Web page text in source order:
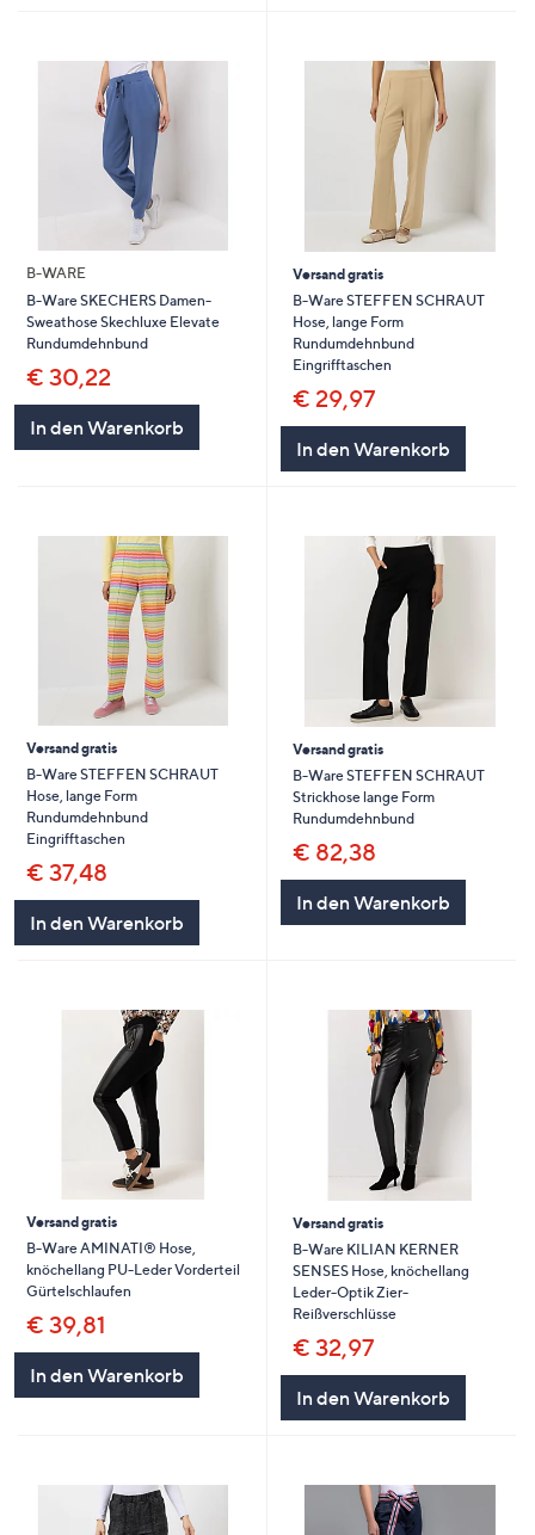
B-WARE
B-Ware SKECHERS Damen-
Sweathose Skechluxe Elevate
Rundumdehnbund
€ 30,22
In den Warenkorb
Versand gratis
B-Ware STEFFEN SCHRAUT
Hose, lange Form
Rundumdehnbund
Eingrifftaschen
€ 29,97
In den Warenkorb
Versand gratis
B-Ware STEFFEN SCHRAUT
Hose, lange Form
Rundumdehnbund
Eingrifftaschen
€ 37,48
In den Warenkorb
Versand gratis
B-Ware STEFFEN SCHRAUT
Strickhose lange Form
Rundumdehnbund
€ 82,38
In den Warenkorb
Versand gratis
B-Ware AMINATI® Hose,
knöchellang PU-Leder Vorderteil
Gürtelschlaufen
€ 39,81
In den Warenkorb
Versand gratis
B-Ware KILIAN KERNER
SENSES Hose, knöchellang
Leder-Optik Zier-
Reißverschlüsse
€ 32,97
In den Warenkorb